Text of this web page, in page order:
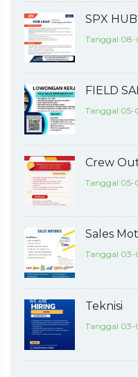
SPX
Tanggal
FIELD
Tanggal 05-
Crew
Tanggal 05-
Sales
Tanggal 03-
Teknisi
Tanggal